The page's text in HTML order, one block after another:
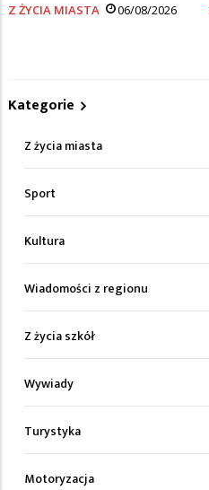
Z ŻYCIA MIASTA 06/08/2026
Kategorie
Z życia miasta
Sport
Kultura
Wiadomości z regionu
Z życia szkół
Wywiady
Turystyka
Motoryzacja